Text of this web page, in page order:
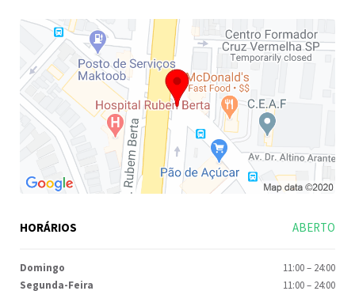
HORÁRIOS ABERTO
Domingo 11:00– 24:00
Segunda-Feira
11:00– 24:00